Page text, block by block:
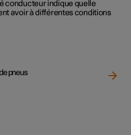
conducteur indique quelle
avoir à différentes conditions
pneus